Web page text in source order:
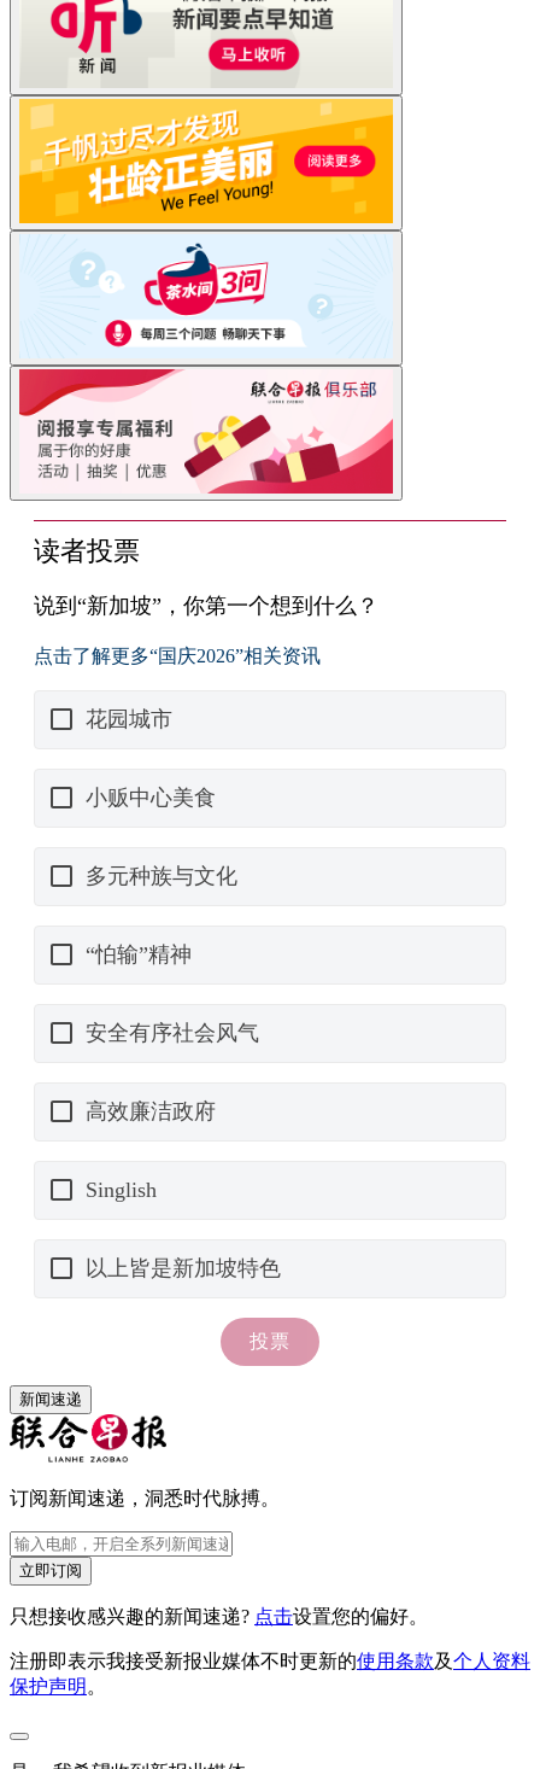
新闻速递
订阅新闻速递，洞悉时代脉搏。
立即订阅
只想接收感兴趣的新闻速递? 点击设置您的偏好。
注册即表示我接受新报业媒体不时更新的使用条款及个人资料
保护声明 。